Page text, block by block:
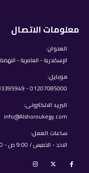
معلومات الاتصال
العنوان:
الإسكندرية - العامرية - النهضة
موبايل:
01207085000 - 01033395949
البريد الالكترونى:
info@Alshoroukegy.com
ساعات العمل:
الاحد - الخميس / 9:00 ص - 8:00 م